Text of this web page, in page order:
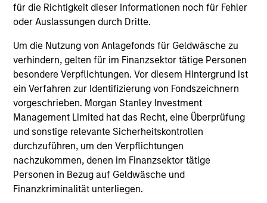
für die Richtigkeit dieser Informationen noch für Fehler
oder Auslassungen durch Dritte.
Um die Nutzung von Anlagefonds für Geldwäsche zu
verhindern, gelten für im Finanzsektor tätige Personen
besondere Verpflichtungen. Vor diesem Hintergrund ist
ein Verfahren zur Identifizierung von Fondszeichnern
vorgeschrieben. Morgan Stanley Investment
Management Limited hat das Recht, eine Überprüfung
und sonstige relevante Sicherheitskontrollen
durchzuführen, um den Verpflichtungen
nachzukommen, denen im Finanzsektor tätige
Personen in Bezug auf Geldwäsche und
Finanzkriminalität unterliegen.
Morgan Stanley Liquidity
Funds